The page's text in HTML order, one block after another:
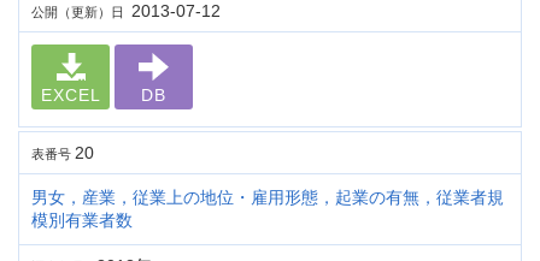
公開（更新）日 2013-07-12
EXCEL DB
表番号 20
男女，産業，従業上の地位・雇用形態，起業の有無，従業者規
模別有業者数